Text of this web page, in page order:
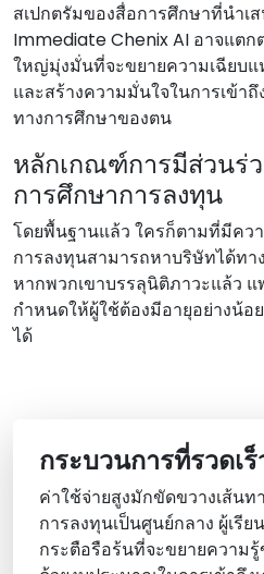
สเปกตรัมของสื่อการศึกษาที่นํา
Immediate Chenix AI อาจแตก
ใหญ่มุ่งมั่นที่จะขยายความเฉียบ
และสร้างความมั่นใจในการเข้า
ทางการศึกษาของตน
หลักเกณฑ์การมีส่วนร่
การศึกษาการลงทุน
โดยพื้นฐานแล้ว ใครก็ตามที่มีคว
การลงทุนสามารถหาบริษัทได้ท
หากพวกเขาบรรลุนิติภาวะแล้ว
กําหนดให้ผู้ใช้ต้องมีอายุอย่างน้อ
ได้
กระบวนการที่รวดเ
ค่าใช้จ่ายสูงมักขัดขวางเส้น
การลงทุนเป็นศูนย์กลาง ผู้เรี
กระตือรือร้นที่จะขยายความ